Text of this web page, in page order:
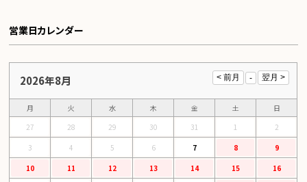
営業日カレンダー
2026年8月
月 火 水 木 金 土
日
27
28 29 30 31 1
2
3
4 5 6 7 8
9
10
11 12 13 14 15
16